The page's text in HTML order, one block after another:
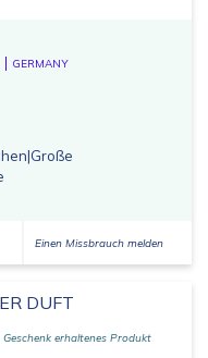
GERMANY
Einen Missbrauch melden
DUFT
erhaltenes Produkt